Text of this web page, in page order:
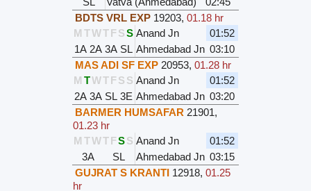
BDTS VRL EXP 19203,01.18 hr
M TWTFS S Anand Jn
01:52
1A 2A 3A SL Ahmedabad Jn 03:10
MAS ADI SF EXP 20953,01.28 hr
M TWTFS S Anand Jn
01:52
2A 3A SL 3E Ahmedabad Jn 03:20
BARMER HUMSAFAR 21901,
01.23 hr
M TWTFSS Anand Jn
01:52
3A
SL Ahmedabad Jn 03:15
GUJRAT S KRANTI 12918,01.25
hr